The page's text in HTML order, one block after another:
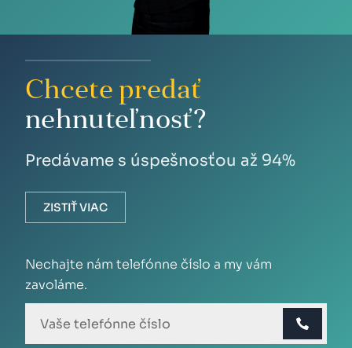
Chcete predať
nehnuteľnosť?
Predávame s úspešnosťou až 94%
ZISTIŤ VIAC
Nechajte nám telefónne číslo a my vám
zavoláme.